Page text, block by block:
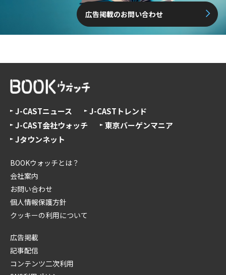
広告掲載のお問い合わせ
J-CASTニュース
J-CASTトレンド
J-CAST会社ウォッチ
東京バーゲンマニア
Jタウンネット
BOOKウォッチとは？
会社案内
お問い合わせ
個人情報保護方針
クッキーの利用について
広告掲載
記事配信
コンテンツ二次利用